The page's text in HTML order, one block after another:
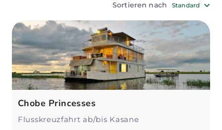
Sortieren nach Standard
Chobe Princesses
Flusskreuzfahrt ab/bis Kasane